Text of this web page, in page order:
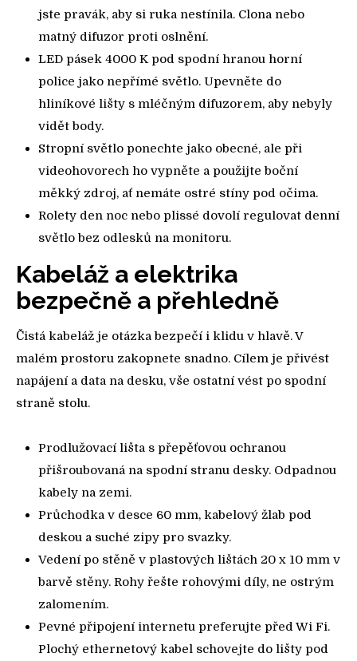
jste pravák, aby si ruka nestínila. Clona nebo
matný difuzor proti oslnění.
LED pásek 4000 K pod spodní hranou horní
police jako nepřímé světlo. Upevněte do
hliníkové lišty s mléčným difuzorem, aby nebyly
vidět body.
Stropní světlo ponechte jako obecné, ale při
videohovorech ho vypněte a použijte boční
měkký zdroj, ať nemáte ostré stíny pod očima.
Rolety den noc nebo plissé dovolí regulovat denní
světlo bez odlesků na monitoru.
Kabeláž a elektrika
bezpečně a přehledně
Čistá kabeláž je otázka bezpečí i klidu v hlavě. V
malém prostoru zakopnete snadno. Cílem je přivést
napájení a data na desku, vše ostatní vést po spodní
straně stolu.
Prodlužovací lišta s přepěťovou ochranou
přišroubovaná na spodní stranu desky. Odpadnou
kabely na zemi.
Průchodka v desce 60 mm, kabelový žlab pod
deskou a suché zipy pro svazky.
Vedení po stěně v plastových lištách 20 x 10 mm v
barvě stěny. Rohy řešte rohovými díly, ne ostrým
zalomením.
Pevné připojení internetu preferujte před Wi Fi.
Plochý ethernetový kabel schovejte do lišty pod